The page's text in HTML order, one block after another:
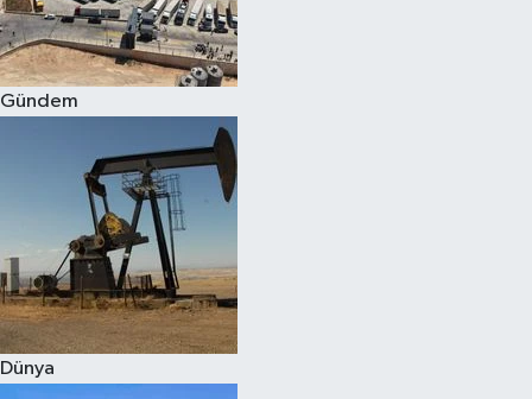
Gündem
Dünya
Spor
Burç Yorumları
Çocuk
Eğitim
Hava Durumu
Kadın